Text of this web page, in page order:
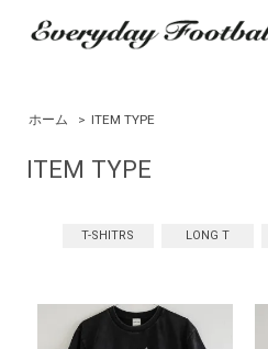
ホーム > ITEM TYPE
ITEM TYPE
T-SHITRS LONG T